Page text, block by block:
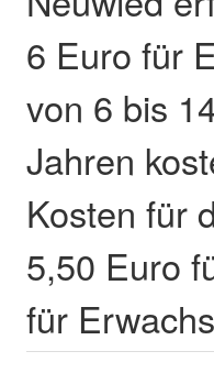
6 Euro für
von 6 bis
Jahren
Kosten für
5,50 Euro
für